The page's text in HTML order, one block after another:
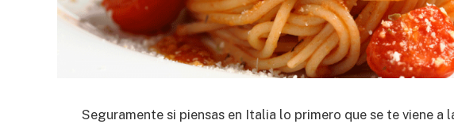
Seguramente si piensas en Italia lo primero que se te viene a